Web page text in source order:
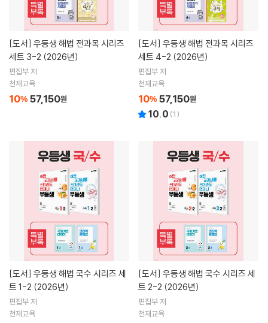
[도서]
세트 3-2 (2026년)
편집부 저
천재교육
10% 57,150원
[도서]
세트 4-2 (2026년)
편집부 저
천재교육
10% 57,150원
10.0 (1)
[도서]
트 1-2 (2026년)
편집부 저
천재교육
[도서]
트 2-2 (2026년)
편집부 저
천재교육